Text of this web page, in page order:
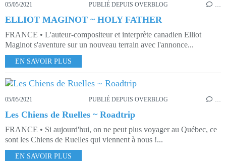
05/05/2021 PUBLIÉ DEPUIS OVERBLOG …
ELLIOT MAGINOT ~ HOLY FATHER
FRANCE • L'auteur-compositeur et interprète canadien Elliot
Maginot s'aventure sur un nouveau terrain avec l'annonce...
EN SAVOIR PLUS
05/05/2021 PUBLIÉ DEPUIS OVERBLOG …
Les Chiens de Ruelles ~ Roadtrip
FRANCE • Si aujourd'hui, on ne peut plus voyager au Québec, ce
sont les Chiens de Ruelles qui viennent à nous !...
EN SAVOIR PLUS